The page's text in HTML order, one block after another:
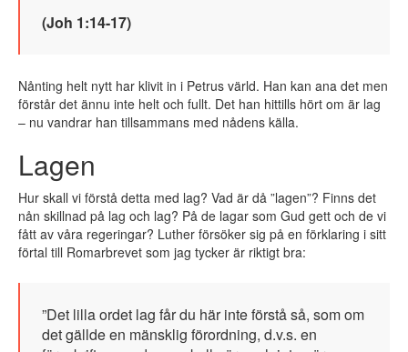
(Joh 1:14-17)
Nånting helt nytt har klivit in i Petrus värld. Han kan ana det men
förstår det ännu inte helt och fullt. Det han hittills hört om är lag
– nu vandrar han tillsammans med nådens källa.
Lagen
Hur skall vi förstå detta med lag? Vad är då ”lagen”? Finns det
nån skillnad på lag och lag? På de lagar som Gud gett och de vi
fått av våra regeringar? Luther försöker sig på en förklaring i sitt
förtal till Romarbrevet som jag tycker är riktigt bra:
”Det lilla ordet lag får du här inte förstå så, som om
det gällde en mänsklig förordning, d.v.s. en